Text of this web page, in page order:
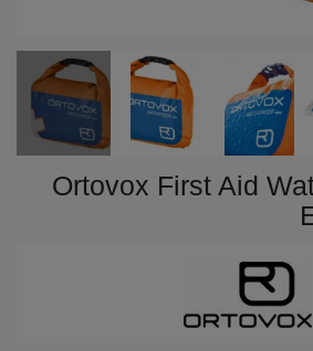
Ortovox First Aid